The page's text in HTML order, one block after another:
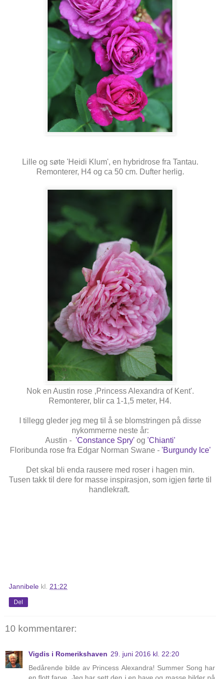
Lille og søte 'Heidi Klum', en hybridrose fra Tantau.
Remonterer, H4 og ca 50 cm. Dufter herlig.
Nok en Austin rose ,Princess Alexandra of Kent'.
Remonterer, blir ca 1-1,5 meter, H4.
I tillegg gleder jeg meg til å se blomstringen på disse
nykommerne neste år:
Austin - 'Constance Spry'og 'Chianti'
Floribunda rose fra Edgar Norman Swane - 'Burgundy Ice'
Det skal bli enda rausere med roser i hagen min.
Tusen takk til dere for masse inspirasjon, som igjen førte til
handlekraft.
Jannibele kl. 21:22
Del
10 kommentarer:
Vigdis i Romerikshaven 29. juni 2016 kl. 22:20
Bedårende bilde av Princess Alexandra! Summer Song har